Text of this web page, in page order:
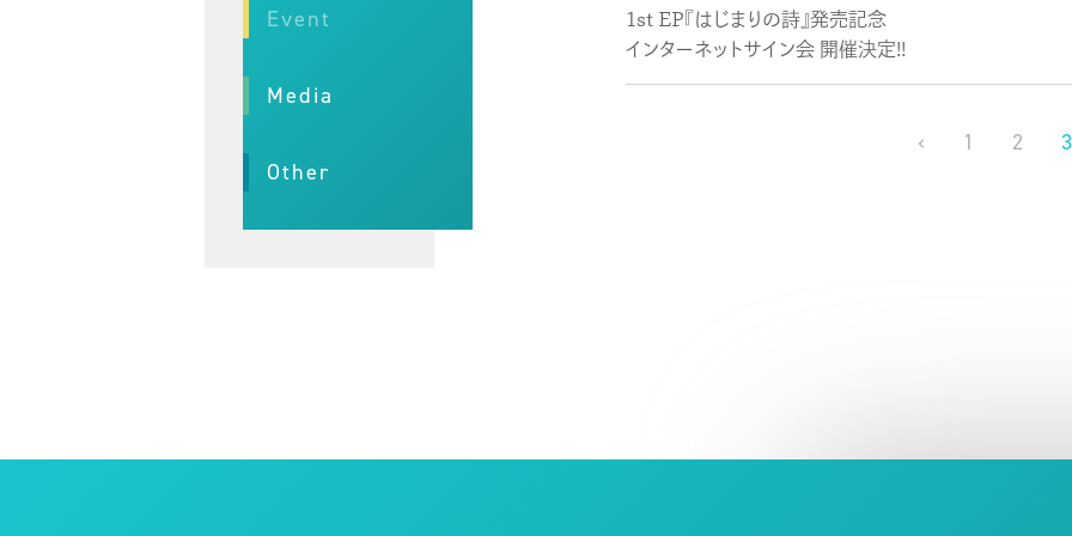
Event
Media
Other
1st EP『はじまりの詩』発売記念
インターネットサイン会 開催決定!!
‹ 1 2 3